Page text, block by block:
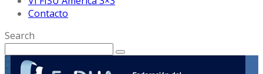
Contacto
Search